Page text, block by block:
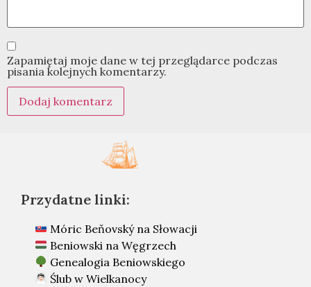
Zapamiętaj moje dane w tej przeglądarce podczas
pisania kolejnych komentarzy.
Przydatne linki:
Móric Beňovský na Słowacji
Beniowski na Węgrzech
Genealogia Beniowskiego
Ślub w Wielkanocy